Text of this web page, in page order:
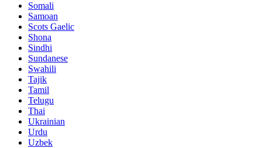
Somali
Samoan
Scots Gaelic
Shona
Sindhi
Sundanese
Swahili
Tajik
Tamil
Telugu
Thai
Ukrainian
Urdu
Uzbek